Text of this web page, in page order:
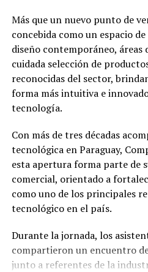
Más que un nuevo punto de
concebida como un espacio
diseño contemporáneo, áreas
cuidada selección de
reconocidas del sector,
forma más intuitiva e
tecnología.
Con más de tres décadas
tecnológica en Paraguay,
esta apertura forma parte de
comercial, orientado a
como uno de los principales
tecnológico en el país.
Durante la jornada, los
compartieron un encuentro
junto a referentes de la